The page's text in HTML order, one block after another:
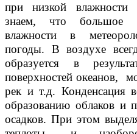
при низкой
знаем, что большое
влажности в
погоды. В воздухе
образуется в
поверхностей океанов,
рек и т.д. Конденсация
образованию облаков и
осадков. При этом